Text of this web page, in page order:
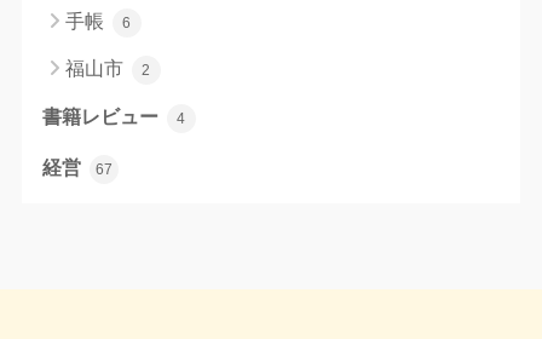
手帳 6
福山市 2
書籍レビュー 4
経営 67